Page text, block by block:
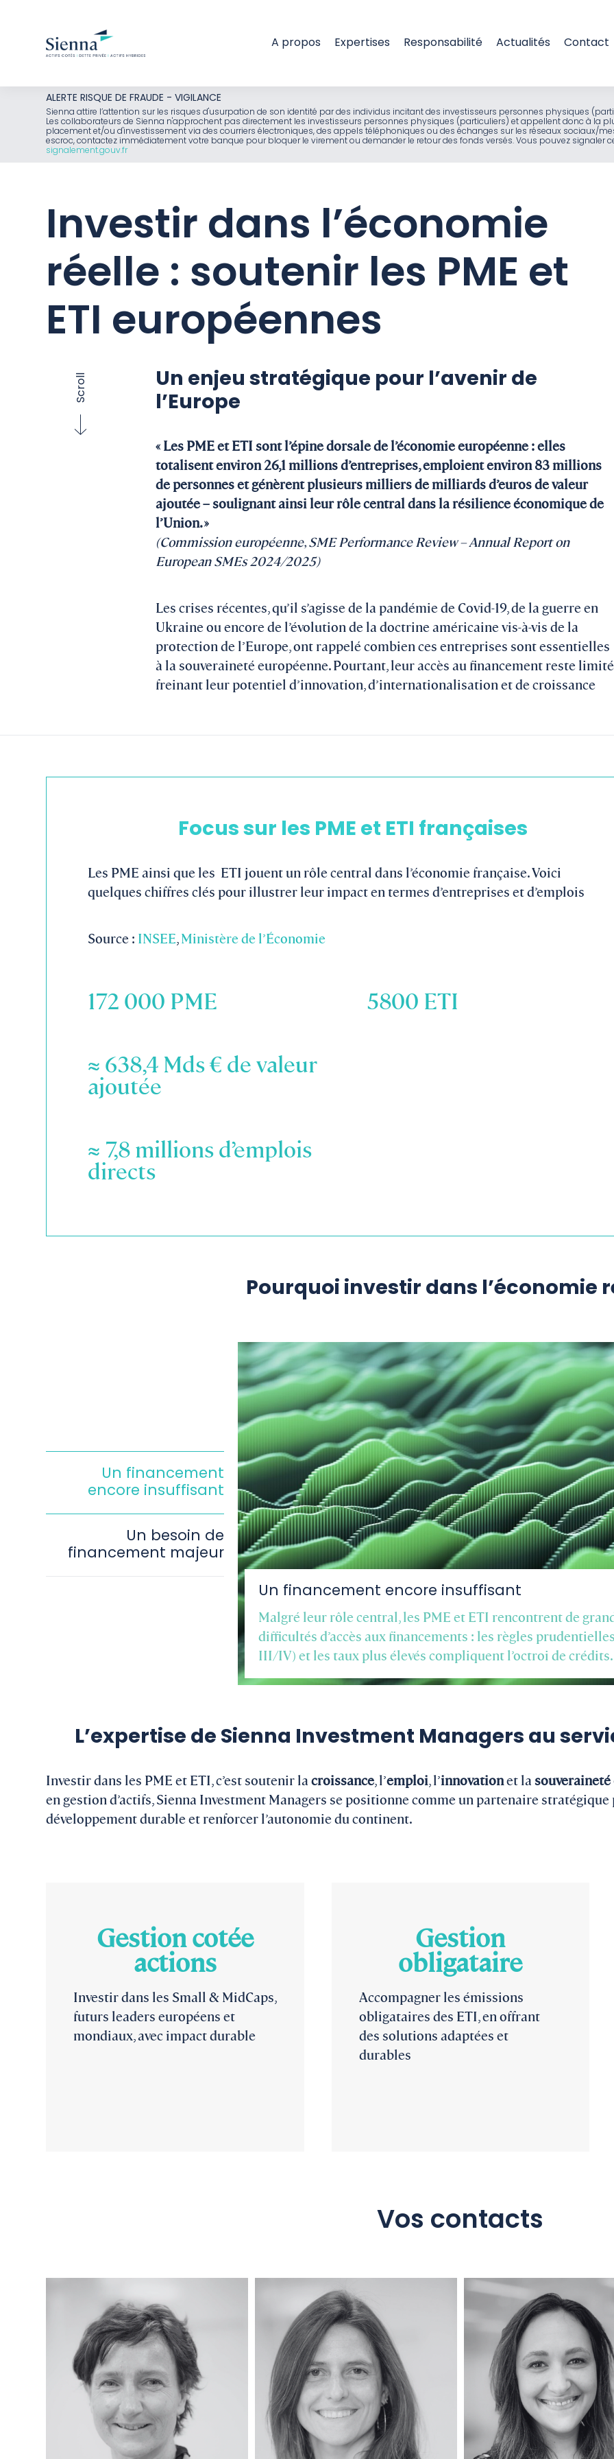
contenu
A propos Expertises Responsabilité Actualités Contact
ALERTE RISQUE DE FRAUDE - VIGILANCE
Sienna attire l’attention sur les risques d'usurpation de son identité par des individus incitant des investisseurs personnes physiques
Les collaborateurs de Sienna n'approchent pas directement les investisseurs personnes physiques (particuliers) et appellent donc à la
placement et/ou d'investissement via des courriers électroniques, des appels téléphoniques ou des échanges sur les réseaux sociaux/
escroc, contactez immédiatement votre banque pour bloquer le virement ou demander le retour des fonds versés. Vous pouvez signaler
signalement.gouv.fr
Investir dans l’économie
réelle : soutenir les PME et
ETI européennes
Scroll
Un enjeu stratégique pour l’avenir de
l’Europe
« Les PME et ETI sont l’épine dorsale de l’économie européenne : elles
totalisent environ 26,1 millions d’entreprises, emploient environ 83 millions
de personnes et génèrent plusieurs milliers de milliards d’euros de valeur
ajoutée – soulignant ainsi leur rôle central dans la résilience économique de
l’Union. »
(Commission européenne, SME Performance Review – Annual Report on
European SMEs 2024/2025)
Les crises récentes, qu’il s’agisse de la pandémie de Covid-19, de la guerre en
Ukraine ou encore de l’évolution de la doctrine américaine vis-à-vis de la
protection de l’Europe, ont rappelé combien ces entreprises sont essentielles
à la souveraineté européenne. Pourtant, leur accès au financement reste
freinant leur potentiel d’innovation, d’internationalisation et de croissance
Focus sur les PME et ETI françaises
Les PME ainsi que les ETI jouent un rôle central dans l’économie française. Voici
quelques chiffres clés pour illustrer leur impact en termes d’entreprises et d’emplois
Source : INSEE,Ministère de l’Économie
172 000 PME 5800 ETI
≈ 638,4 Mds € de valeur
ajoutée
≈ 7,8millions d’emplois
directs
Pourquoi investir dans l’économie
Un financement
encore insuffisant
Un besoin de
financement majeur
Un financement encore insuffisant
Malgré leur rôle central, les PME et ETI rencontrent de
difficultés d’accès aux financements : les règles
III/IV) et les taux plus élevés compliquent l’octroi de crédits.
L’expertise de Sienna Investment Managers au
Investir dans les PME et ETI, c’est soutenir lacroissance, l’emploi, l’innovationet la
en gestion d’actifs, Sienna Investment Managers se positionne comme un partenaire
développement durable et renforcer l’autonomie du continent.
Gestion cotée
actions
Investir dans les Small & MidCaps,
futurs leaders européens et
mondiaux, avec impact durable
Gestion
obligataire
Accompagner les émissions
obligataires des ETI, en offrant
des solutions adaptées et
durables
Vos contacts